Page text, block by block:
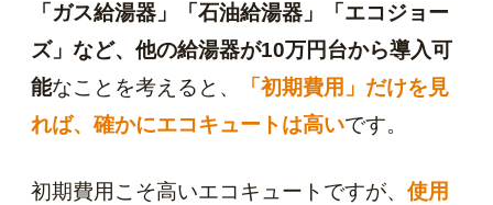
「ガス給湯器」「石油給湯器」「エコジョー
ズ」など、他の給湯器が10万円台から導入可
能なことを考えると、
「初期費用」だけを見
れば、確かにエコキュートは高いです。
初期費用こそ高いエコキュートですが、 使用